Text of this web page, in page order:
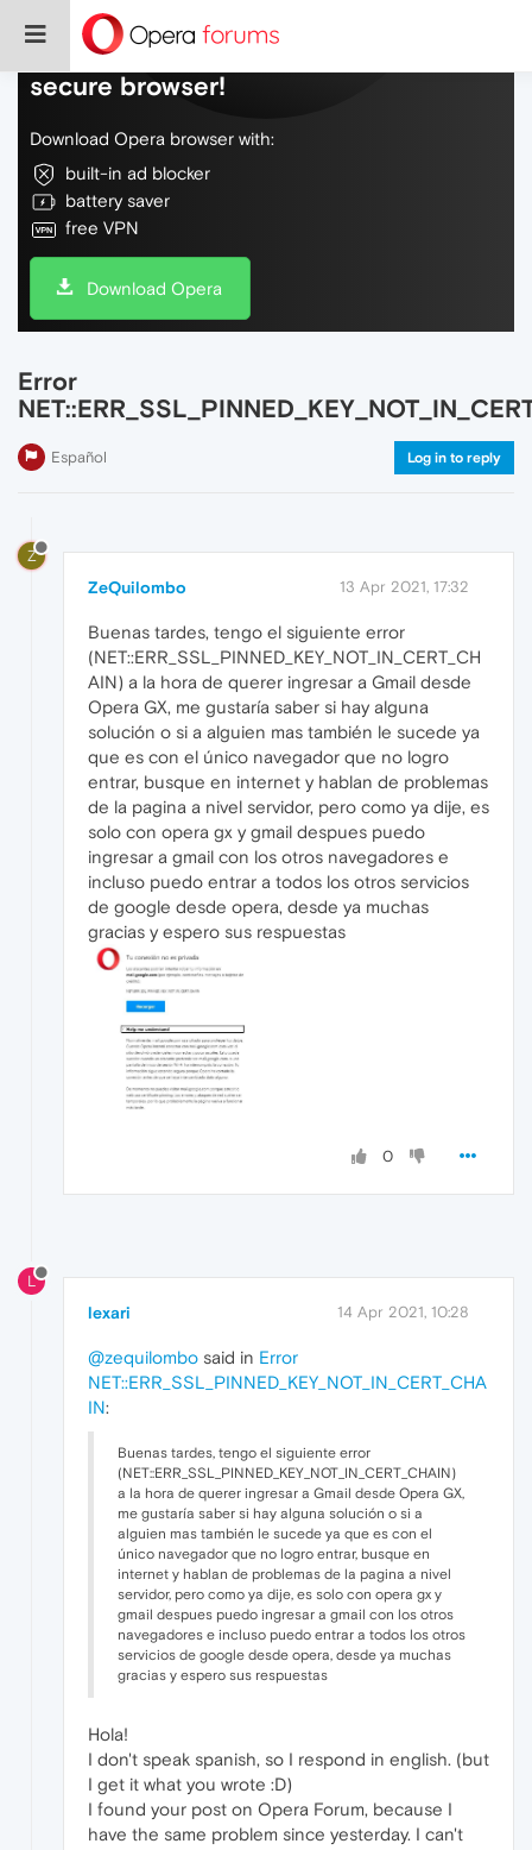
Do more on the web, with a fast and
secure browser!
Download Opera browser with:
built-in ad blocker
battery saver
free VPN
Download Opera
Error
Español Log in to reply
Z
ZeQuilombo 13 Apr 2021, 17:32
Buenas tardes, tengo el siguiente error
(NET::ERR_SSL_PINNED_KEY_NOT_IN_CERT_CH
AIN) a la hora de querer ingresar a Gmail desde
Opera GX, me gustaría saber si hay alguna
solución o si a alguien mas también le sucede ya
que es con el único navegador que no logro
entrar, busque en internet y hablan de problemas
de la pagina a nivel servidor, pero como ya dije, es
solo con opera gx y gmail despues puedo
ingresar a gmail con los otros navegadores e
incluso puedo entrar a todos los otros servicios
de google desde opera, desde ya muchas
gracias y espero sus respuestas
0
L
lexari 14 Apr 2021, 10:28
@zequilombo said in Error
NET::ERR_SSL_PINNED_KEY_NOT_IN_CERT_CHA
IN:
Buenas tardes, tengo el siguiente error
(NET::ERR_SSL_PINNED_KEY_NOT_IN_CERT_CHAIN)
a la hora de querer ingresar a Gmail desde Opera GX,
me gustaría saber si hay alguna solución o si a
alguien mas también le sucede ya que es con el
único navegador que no logro entrar, busque en
internet y hablan de problemas de la pagina a nivel
servidor, pero como ya dije, es solo con opera gx y
gmail despues puedo ingresar a gmail con los otros
navegadores e incluso puedo entrar a todos los otros
servicios de google desde opera, desde ya muchas
gracias y espero sus respuestas
Hola!
I don't speak spanish, so I respond in english. (but
I get it what you wrote :D)
I found your post on Opera Forum, because I
have the same problem since yesterday. I can't